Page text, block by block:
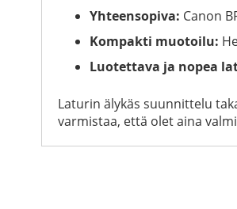
Yhteensopiva: Canon
Kompakti muotoilu:
Luotettava ja nopea
Laturin älykäs suunnittelu
varmistaa, että olet aina